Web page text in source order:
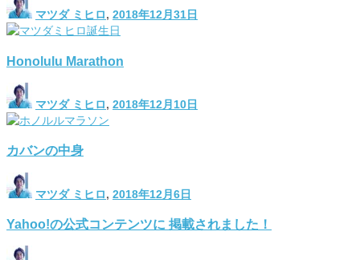
マツダ ミヒロ, 2018年12月31日
Honolulu Marathon
マツダ ミヒロ, 2018年12月10日
カバンの中身
マツダ ミヒロ, 2018年12月6日
Yahoo!の公式コンテンツに 掲載されました！